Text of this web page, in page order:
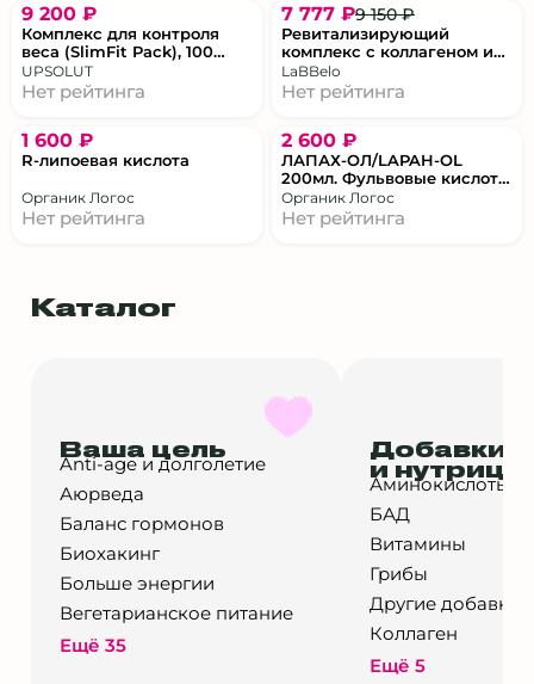
Гаджеты и трекеры
Мониторы здоровья (пульсометры,
Приложения и сервисы
Умные весы и анализаторы состава тела
Фитнес‑браслеты и смарт‑часы
Выбрать все
Выбрать все
9 200 ₽
Комплекс для контроля
веса (SlimFit Pack), 100
стиков
UPSOLUT
Нет рейтинга
7 777 ₽9 150 ₽
Ревитализирующий
комплекс с коллагеном и
витаминами «Снижение
веса»
LaBBelo
Нет рейтинга
1 600 ₽
R‑липоевая кислота
Органик Логос
Нет рейтинга
2 600 ₽
ЛАПАХ-ОЛ/LAPAH-OL
200мл. Фульвовые кислоты
и экстракт коры
муравьиного дерева
Органик Логос
Нет рейтинга
Каталог
Ваша цель
Anti-age и долголетие
Аюрведа
Баланс гормонов
Биохакинг
Больше энергии
Вегетарианское питание
Ещё 35
Добавки
и
Аминокислоты
БАД
Витамины
Грибы
Другие добавки
Коллаген
Ещё 5